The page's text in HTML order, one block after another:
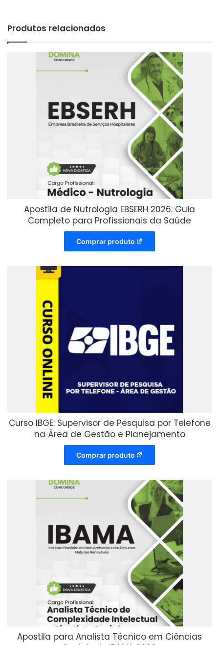
Produtos relacionados
Apostila de Nutrologia EBSERH 2026: Guia
Completo para Profissionais da Saúde
Comprar produto
Curso IBGE: Supervisor de Pesquisa por Telefone
na Área de Gestão e Planejamento
Comprar produto
Apostila para Analista Técnico em Ciências